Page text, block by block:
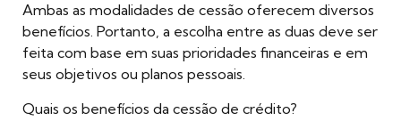
Ambas as modalidades de cessão oferecem diversos
benefícios. Portanto, a escolha entre as duas deve ser
feita com base em suas prioridades financeiras e em
seus objetivos ou planos pessoais.
Quais os benefícios da cessão de crédito?